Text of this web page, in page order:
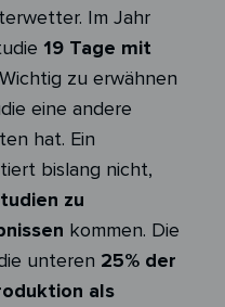
Im Jahr
19 Tage mit
zu erwähnen
eine andere
hat. Ein
bislang nicht,
zu
kommen. Die
unteren 25% der
als